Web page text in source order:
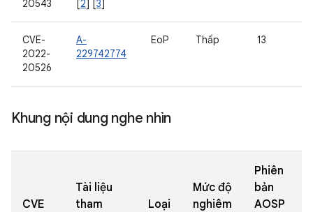
20543 [2] [3]
CVE-
2022-
20526
A-
229742774
EoP Thấp 13
Khung nội dung nghe nhìn
CVE
Tài liệu
tham
Loại
Mức độ
nghiêm
Phiên
bản
AOSP